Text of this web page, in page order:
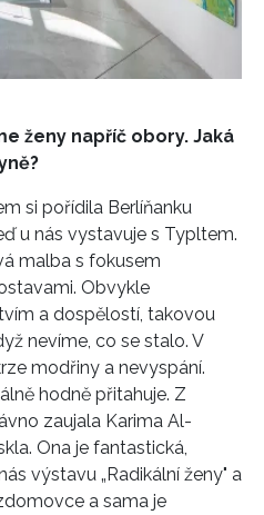
ženy napříč obory. Jaká
si pořídila Berlíňanku
u nás vystavuje s Typltem.
malba s fokusem
Obvykle
a dospělostí, takovou
nevíme, co se stalo. V
modřiny a nevyspání.
hodně přitahuje. Z
zaujala Karima Al-
Ona je fantastická,
výstavu „Radikální ženy" a
a sama je